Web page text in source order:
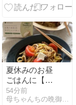
夏休みのお昼
ごはんに【ト
マトの焼きう
どん ノンバタ
54分前
母ちゃんちの晩御飯とどたばた日記